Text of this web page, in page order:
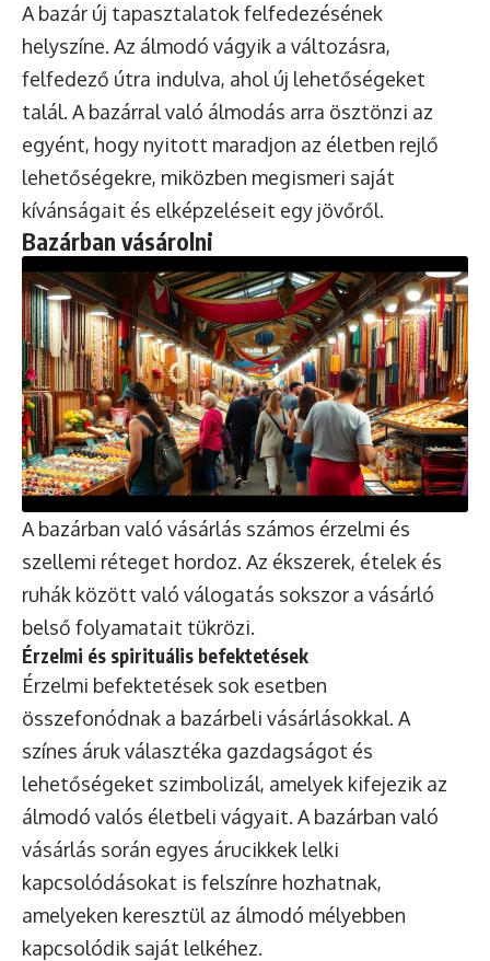
A bazár új tapasztalatok felfedezésének
helyszíne. Az álmodó vágyik a változásra,
felfedező útra indulva, ahol új lehetőségeket
talál. A bazárral való álmodás arra ösztönzi az
egyént, hogy nyitott maradjon az életben rejlő
lehetőségekre, miközben megismeri saját
kívánságait és elképzeléseit egy jövőről.
Bazárban vásárolni
A bazárban való vásárlás számos érzelmi és
szellemi réteget hordoz. Az ékszerek, ételek és
ruhák között való válogatás sokszor a vásárló
belső folyamatait tükrözi.
Érzelmi és spirituális befektetések
Érzelmi befektetések sok esetben
összefonódnak a bazárbeli vásárlásokkal. A
színes áruk választéka gazdagságot és
lehetőségeket szimbolizál, amelyek kifejezik az
álmodó valós életbeli vágyait. A bazárban való
vásárlás során egyes árucikkek lelki
kapcsolódásokat is felszínre hozhatnak,
amelyeken keresztül az álmodó mélyebben
kapcsolódik saját lelkéhez.